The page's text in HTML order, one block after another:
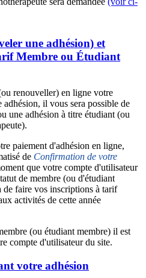
une adhésion) et
Membre ou Étudiant
renouveller) en ligne votre
adhésion, il vous sera possible de
une adhésion à titre étudiant (ou
paiement d'adhésion en ligne,
de Confirmation de votre
que votre compte d'utilisateur
de membre (ou d'étudiant
de faire vos inscriptions à tarif
activités de cette année
(ou étudiant membre) il est
compte d'utilisateur du site.
votre adhésion